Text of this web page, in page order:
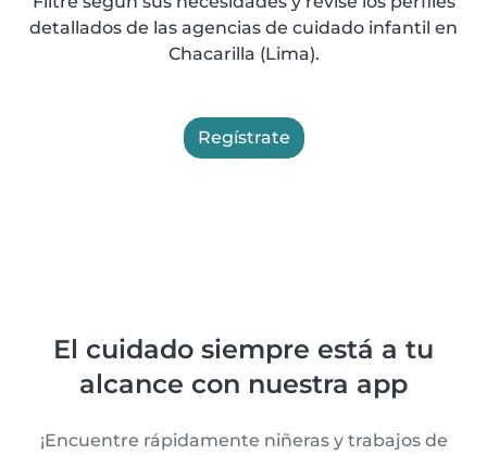
detallados de las agencias de cuidado infantil en
Chacarilla (Lima).
Regístrate
El cuidado siempre está a tu
alcance con nuestra app
¡Encuentre rápidamente niñeras y trabajos de